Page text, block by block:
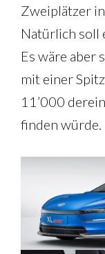
Zweiplätzer
Natürlich soll
Es wäre aber
mit einer
11’000
finden würde.